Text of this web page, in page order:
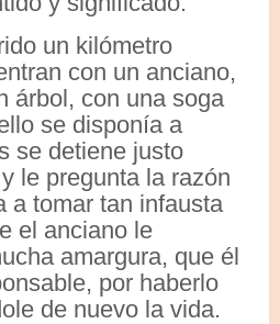
un kilómetro
con un anciano,
árbol, con una soga
se disponía a
se detiene justo
le pregunta la razón
a tomar tan infausta
el anciano le
amargura, que él
por haberlo
de nuevo la vida.